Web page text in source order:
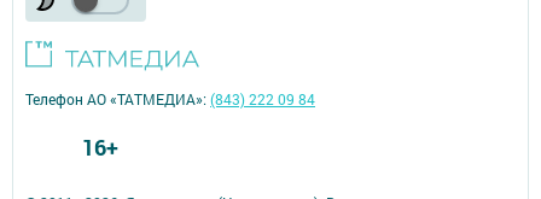
Телефон АО «ТАТМЕДИА»:(843) 222 09 84
16+